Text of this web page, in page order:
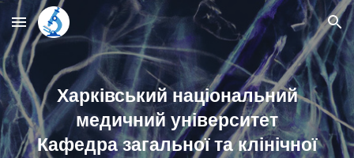
Skip to main content Skip to navigation
Харківський національний
медичний університет
Кафедра загальної та клінічної